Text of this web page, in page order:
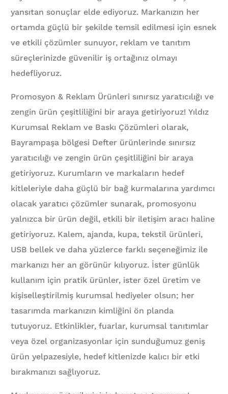
yansıtan sonuçlar elde ediyoruz. Markanızın her
ortamda güçlü bir şekilde temsil edilmesi için esnek
ve etkili çözümler sunuyor, reklam ve tanıtım
süreçlerinizde güvenilir iş ortağınız olmayı
hedefliyoruz.
Promosyon & Reklam Ürünleri sınırsız yaratıcılığı ve
zengin ürün çeşitliliğini bir araya getiriyoruz! Yıldız
Kurumsal Reklam ve Baskı Çözümleri olarak,
Bayrampaşa bölgesi Defter ürünlerinde sınırsız
yaratıcılığı ve zengin ürün çeşitliliğini bir araya
getiriyoruz. Kurumların ve markaların hedef
kitleleriyle daha güçlü bir bağ kurmalarına yardımcı
olacak yaratıcı çözümler sunarak, promosyonu
yalnızca bir ürün değil, etkili bir iletişim aracı haline
getiriyoruz. Kalem, ajanda, kupa, tekstil ürünleri,
USB bellek ve daha yüzlerce farklı seçeneğimiz ile
markanızı her an görünür kılıyoruz. İster günlük
kullanım için pratik ürünler, ister özel üretim ve
kişiselleştirilmiş kurumsal hediyeler olsun; her
tasarımda markanızın kimliğini ön planda
tutuyoruz. Etkinlikler, fuarlar, kurumsal tanıtımlar
veya özel organizasyonlar için sunduğumuz geniş
ürün yelpazesiyle, hedef kitlenizde kalıcı bir etki
bırakmanızı sağlıyoruz.